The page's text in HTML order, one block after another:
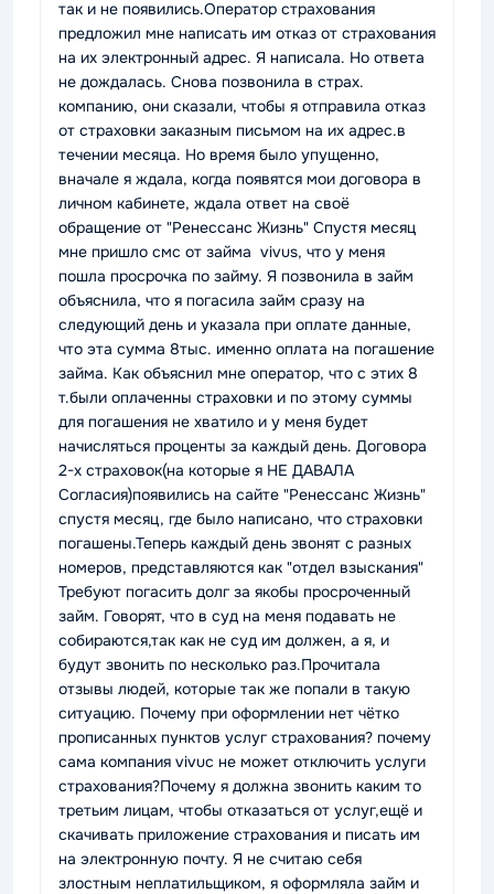
так и не появились.Оператор страхования
предложил мне написать им отказ от страхования
на их электронный адрес. Я написала. Но ответа
не дождалась. Снова позвонила в страх.
компанию, они сказали, чтобы я отправила отказ
от страховки заказным письмом на их адрес.в
течении месяца. Но время было упущенно,
вначале я ждала, когда появятся мои договора в
личном кабинете, ждала ответ на своё
обращение от "Ренессанс Жизнь" Спустя месяц
мне пришло смс от займа vivus, что у меня
пошла просрочка по займу. Я позвонила в займ
объяснила, что я погасила займ сразу на
следующий день и указала при оплате данные,
что эта сумма 8тыс. именно оплата на погашение
займа. Как объяснил мне оператор, что с этих 8
т.были оплаченны страховки и по этому суммы
для погашения не хватило и у меня будет
начисляться проценты за каждый день. Договора
2-х страховок(на которые я НЕ ДАВАЛА
Согласия)появились на сайте "Ренессанс Жизнь"
спустя месяц, где было написано, что страховки
погашены.Теперь каждый день звонят с разных
номеров, представляются как "отдел взыскания"
Требуют погасить долг за якобы просроченный
займ. Говорят, что в суд на меня подавать не
собираются,так как не суд им должен, а я, и
будут звонить по несколько раз.Прочитала
отзывы людей, которые так же попали в такую
ситуацию. Почему при оформлении нет чётко
прописанных пунктов услуг страхования? почему
сама компания vivuc не может отключить услуги
страхования?Почему я должна звонить каким то
третьим лицам, чтобы отказаться от услуг,ещё и
скачивать приложение страхования и писать им
на электронную почту. Я не считаю себя
злостным неплатильщиком, я оформляла займ и